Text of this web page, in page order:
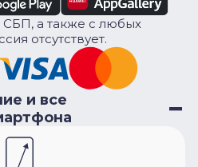
а также с любых
отсутствует.
и все